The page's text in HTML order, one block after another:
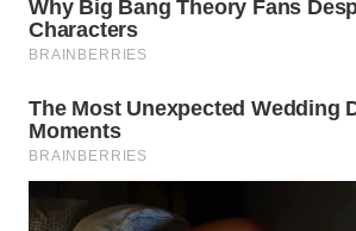
WN
SULUT
WN
MALUKU
WN